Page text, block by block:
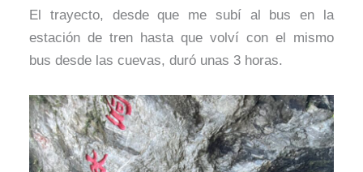
El trayecto, desde que me subí al bus en la
estación de tren hasta que volví con el mismo
bus desde las cuevas, duró unas 3 horas.